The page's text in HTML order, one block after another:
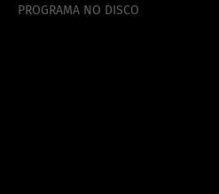
PROGRAMA NO DISCO